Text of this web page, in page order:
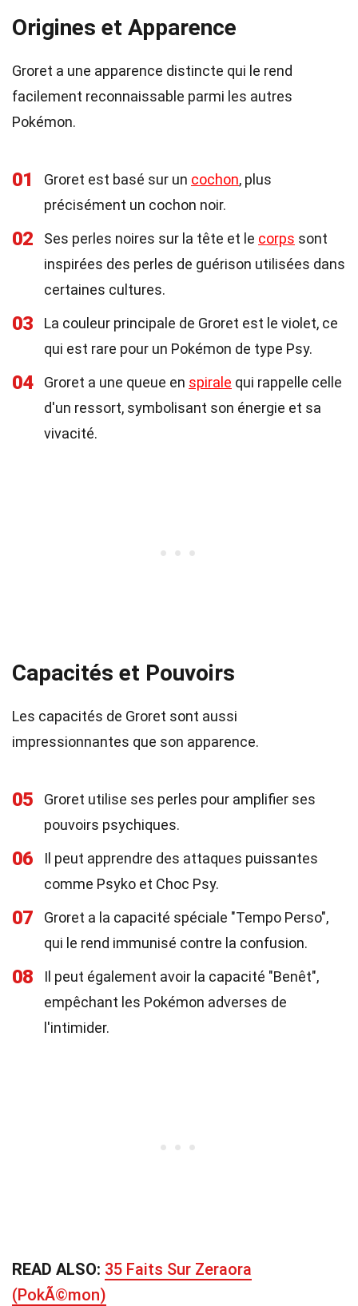
Origines et Apparence
Groret a une apparence distincte qui le rend
facilement reconnaissable parmi les autres
Pokémon.
01 Groret est basé sur un cochon, plus
précisément un cochon noir.
02 Ses perles noires sur la tête et le corps sont
inspirées des perles de guérison utilisées dans
certaines cultures.
03
La couleur principale de Groret est le violet, ce
qui est rare pour un Pokémon de type Psy.
04 Groret a une queue en spirale qui rappelle celle
d'un ressort, symbolisant son énergie et sa
vivacité.
Capacités et Pouvoirs
Les capacités de Groret sont aussi
impressionnantes que son apparence.
05
Groret utilise ses perles pour amplifier ses
pouvoirs psychiques.
06
Il peut apprendre des attaques puissantes
comme Psyko et Choc Psy.
07
Groret a la capacité spéciale "Tempo Perso",
qui le rend immunisé contre la confusion.
08
Il peut également avoir la capacité "Benêt",
empêchant les Pokémon adverses de
l'intimider.
READ ALSO: 35 Faits Sur Zeraora
(PokÃ©mon)